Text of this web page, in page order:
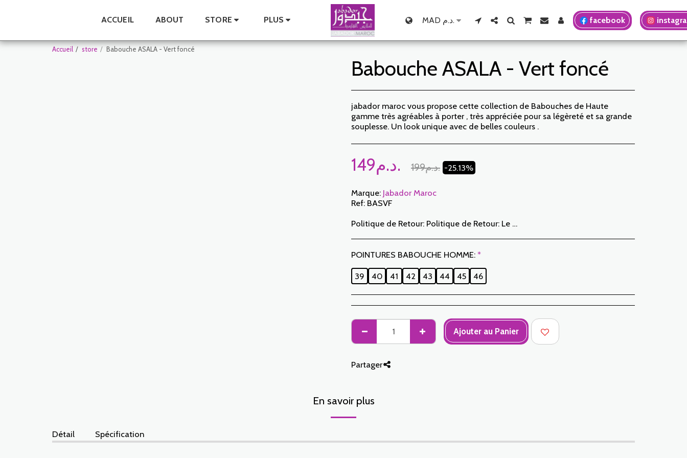
ACCUEIL ABOUT STORE PLUS MAD د.م. facebook
Accueil store Babouche ASALA - Vert foncé
Babouche ASALA - Vert foncé
jabador maroc vous propose cette collection de Babouches de Haute
gamme très agréables à porter , très appréciée pour sa légèreté et sa grande
souplesse. Un look unique avec de belles couleurs .
149 د.م. 199 د.م. -25.13%
Marque: Jabador Maroc
Ref: BASVF
Politique de Retour: Politique de Retour: Le Client dispose d’un délai de 7 jours ouvrables à compter de la date de réception pour retourner des articles commandés soit pour être remboursé soit pour un échange. Seuls les articles retournés dans les délais, dans leur emballage d’origine, non-lavés, non-portés pourront faire l’objet d’un échange. Pour faire un retour, prière de nous notifier aux adresses suivantes : jabadormaroc17@gmail.com/ jabador.maroc@gmail.com Chaque échange ou retour doit être accompagné de votre numéro de téléphone ainsi que de votre souhait d’échange. Les frais de retour sont à la charge du Client. Le Client devra organiser le transport par ses propres moyens . En cas de retour, et après réception de la marchandise par JABADOR MAROC , le client sera remboursé dans un délai de 10 jours. Les cas ou les produits peuvent être échangés : – Erreur de la taille commandée (taille livrée différente de la taille commandée) – Erreur sur la couleur commandée (couleur livrée différente de la taille commandée) Les cas ou les produits peuvent être remboursées : – Erreur de la taille ou de la couleur commandée suivi d’une rupture de stock – Dans les cas précités les produits doivent nous être retournés dans l’état dans lequel vous les avez reçus avec l’ensemble des éléments (accessoires, emballage, notice…). Le remboursement se fera par versement ou virement bancaire. Les produits en solde ou en promotion ne peuvent faire l’objet d’un retour ou échange.
POINTURES BABOUCHE HOMME: *
39 40 41 42 43 44 45 46
Ajouter au Panier
Partager
En savoir plus
Détail Spécification